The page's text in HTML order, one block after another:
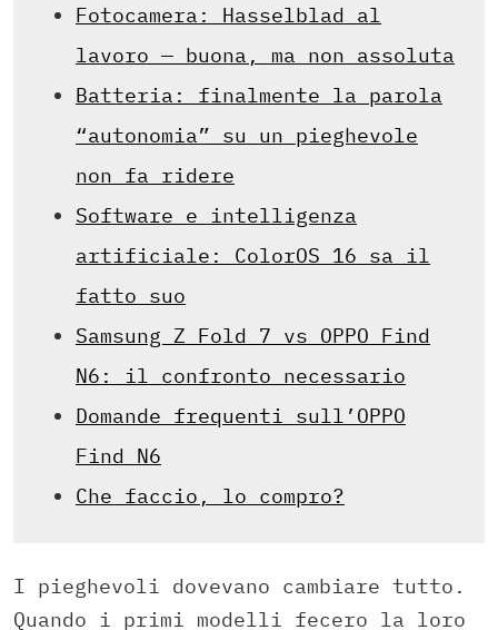
Fotocamera: Hasselblad al
lavoro — buona, ma non assoluta
Batteria: finalmente la parola
“autonomia” su un pieghevole
non fa ridere
Software e intelligenza
artificiale: ColorOS 16 sa il
fatto suo
Samsung Z Fold 7 vs OPPO Find
N6: il confronto necessario
Domande frequenti sull’OPPO
Find N6
Che faccio, lo compro?
I pieghevoli dovevano cambiare tutto.
Quando i primi modelli fecero la loro